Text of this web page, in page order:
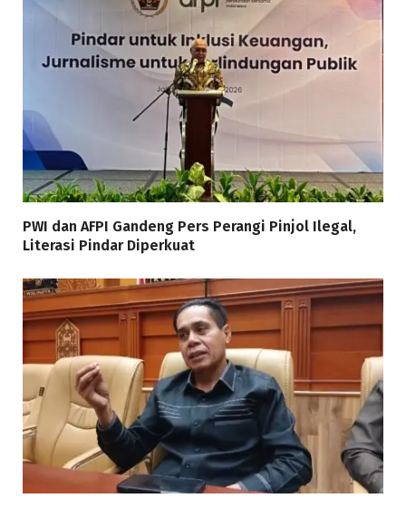
PWI dan AFPI Gandeng Pers Perangi Pinjol Ilegal,
Literasi Pindar Diperkuat